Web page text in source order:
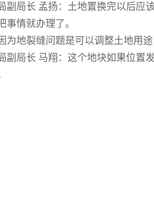
副局长 孟扬：土地置换完以后应
情就办理了。
地裂缝问题是可以调整土地用途
副局长 马翔：这个地块如果位置